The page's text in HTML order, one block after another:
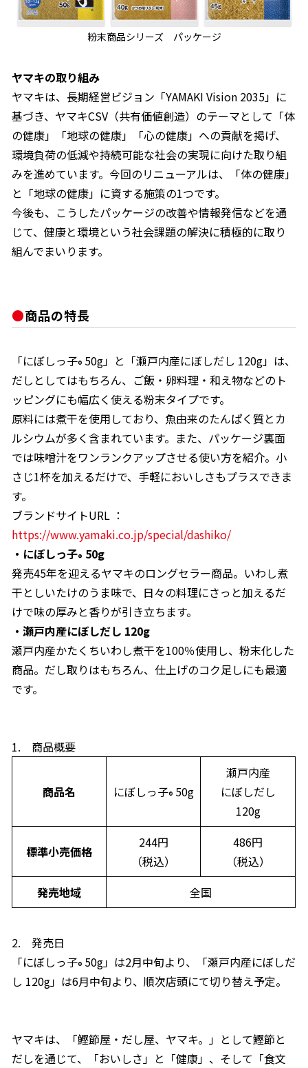
粉末商品シリーズ パッケージ
ヤマキの取り組み
ヤマキは、長期経営ビジョン「YAMAKI Vision 2035」に
基づき、ヤマキCSV（共有価値創造）のテーマとして「体
の健康」「地球の健康」「心の健康」への貢献を掲げ、
環境負荷の低減や持続可能な社会の実現に向けた取り組
みを進めています。今回のリニューアルは、「体の健康」
と「地球の健康」に資する施策の1つです。
今後も、こうしたパッケージの改善や情報発信などを通
じて、健康と環境という社会課題の解決に積極的に取り
組んでまいります。
商品の特長
「にぼしっ子® 50g」と「瀬戸内産にぼしだし 120g」は、
だしとしてはもちろん、ご飯・卵料理・和え物などのト
ッピングにも幅広く使える粉末タイプです。
原料には煮干を使用しており、魚由来のたんぱく質とカ
ルシウムが多く含まれています。また、パッケージ裏面
では味噌汁をワンランクアップさせる使い方を紹介。小
さじ1杯を加えるだけで、手軽においしさもプラスできま
す。
ブランドサイトURL ：
https://www.yamaki.co.jp/special/dashiko/
・にぼしっ子® 50g
発売45年を迎えるヤマキのロングセラー商品。いわし煮
干としいたけのうま味で、日々の料理にさっと加えるだ
けで味の厚みと香りが引き立ちます。
・瀬戸内産にぼしだし 120g
瀬戸内産かたくちいわし煮干を100％使用し、粉末化した
商品。だし取りはもちろん、仕上げのコク足しにも最適
です。
1. 商品概要
商品名 にぼしっ子®50g
瀬戸内産
にぼしだし
120g
標準小売価格
244円
（税込）
486円
（税込）
発売地域
全国
2. 発売日
「にぼしっ子® 50g」は2月中旬より、「瀬戸内産にぼしだ
し 120g」は6月中旬より、順次店頭にて切り替え予定。
ヤマキは、「鰹節屋・だし屋、ヤマキ。」として鰹節と
だしを通じて、「おいしさ」と「健康」、そして「食文